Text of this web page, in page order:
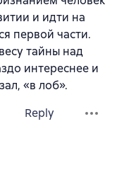
и идти на
первой части.
тайны над
интереснее и
«в лоб».
Reply